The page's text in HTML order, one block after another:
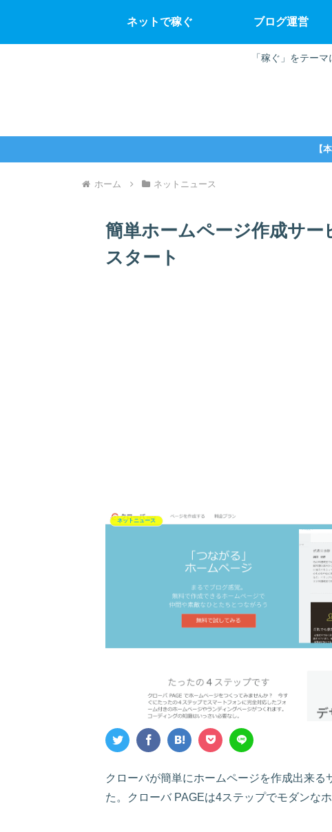
「稼ぐ」をテー
ネットで稼ぐ ブログ運営
【
ホーム ネットニュース
簡単ホームページ作成サ
スタート
ネットニュース
クローバが簡単にホームページを作成出来
た。クローバ PAGEは4ステップでモダンな